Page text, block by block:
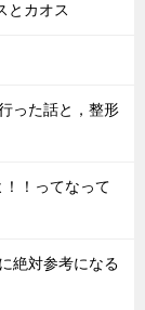
とカオス
った話と，整形
！ってなって
絶対参考になる